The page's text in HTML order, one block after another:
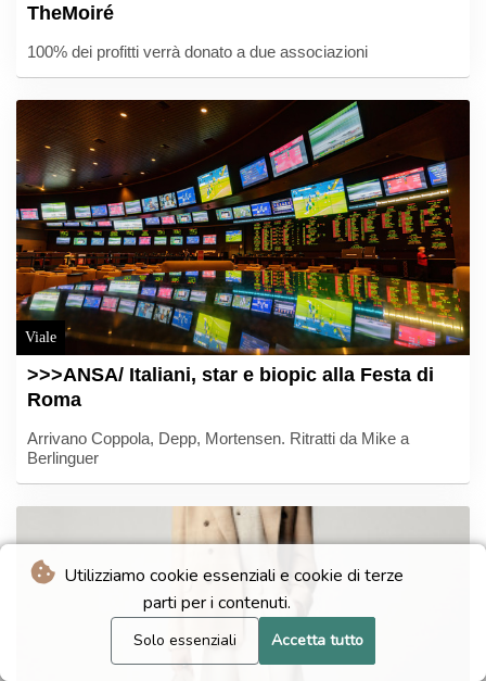
Utilizziamo cookie essenziali e cookie di terze
parti per i contenuti.
Solo essenziali Accetta tutto
TheMoiré
100% dei profitti verrà donato a due associazioni
Viale
>>>ANSA/ Italiani, star e biopic alla Festa di
Roma
Arrivano Coppola, Depp, Mortensen. Ritratti da Mike a
Berlinguer